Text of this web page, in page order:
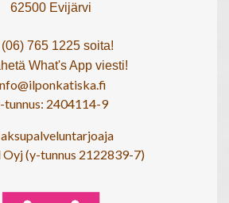
62500 Evijärvi
(06) 765 1225 soita!
What's App viesti!
tunnus: 2404114-9
Oyj (y-tunnus 2122839-7)